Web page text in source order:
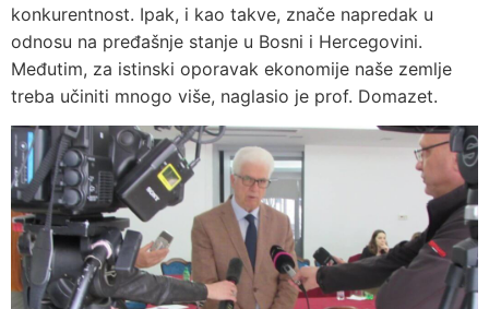
konkurentnost. Ipak, i kao takve, znače napredak u
odnosu na pređašnje stanje u Bosni i Hercegovini.
Međutim, za istinski oporavak ekonomije naše zemlje
treba učiniti mnogo više, naglasio je prof. Domazet.